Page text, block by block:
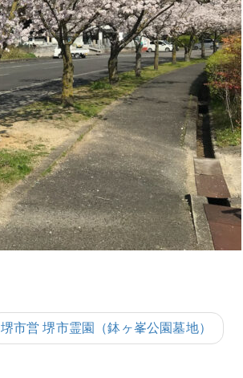
堺市営 堺市霊園（鉢ヶ峯公園墓地）